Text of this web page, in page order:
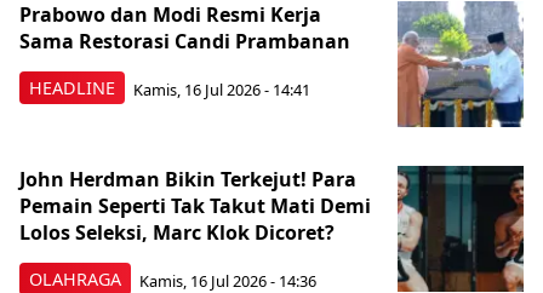
HEADLINE
Prabowo dan Modi Resmi Kerja
Sama Restorasi Candi Prambanan
Kamis, 16 Jul 2026 - 14:41
OLAHRAGA
John Herdman Bikin Terkejut! Para
Pemain Seperti Tak Takut Mati Demi
Lolos Seleksi, Marc Klok Dicoret?
Kamis, 16 Jul 2026 - 14:36